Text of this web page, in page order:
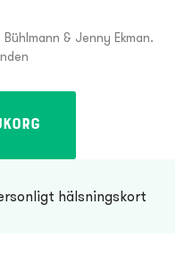
& Jenny Ekman.
hälsningskort